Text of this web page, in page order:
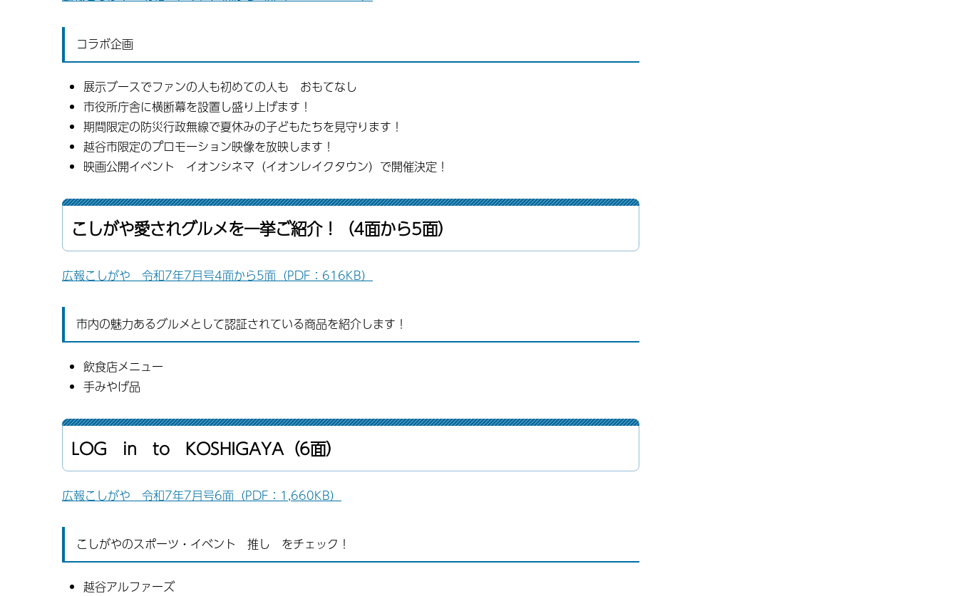
コラボ企画
展示ブースでファンの人も初めての人も おもてなし
市役所庁舎に横断幕を設置し盛り上げます！
期間限定の防災行政無線で夏休みの子どもたちを見守ります！
越谷市限定のプロモーション映像を放映します！
映画公開イベント イオンシネマ（イオンレイクタウン）で開催決定！
こしがや愛されグルメを一挙ご紹介！（4面から5面）
広報こしがや 令和7年7月号4面から5面（PDF：616KB）
市内の魅力あるグルメとして認証されている商品を紹介します！
飲食店メニュー
手みやげ品
LOG in to KOSHIGAYA（6面）
広報こしがや 令和7年7月号6面（PDF：1,660KB）
こしがやのスポーツ・イベント 推し をチェック！
越谷アルファーズ